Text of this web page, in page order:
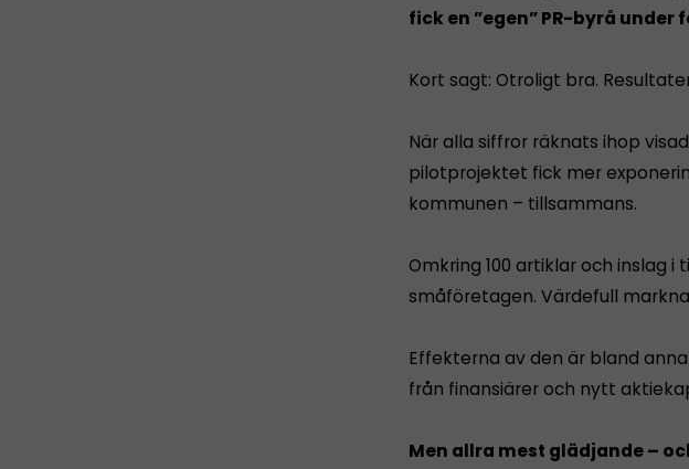
fick en ”egen” PR-byrå under
Kort sagt: Otroligt bra.
När alla siffror räknats ihop
pilotprojektet fick mer
kommunen – tillsammans.
Omkring 100 artiklar och inslag
småföretagen. Värdefull
Effekterna av den är bland
från finansiärer och nytt
Men allra mest glädjande –